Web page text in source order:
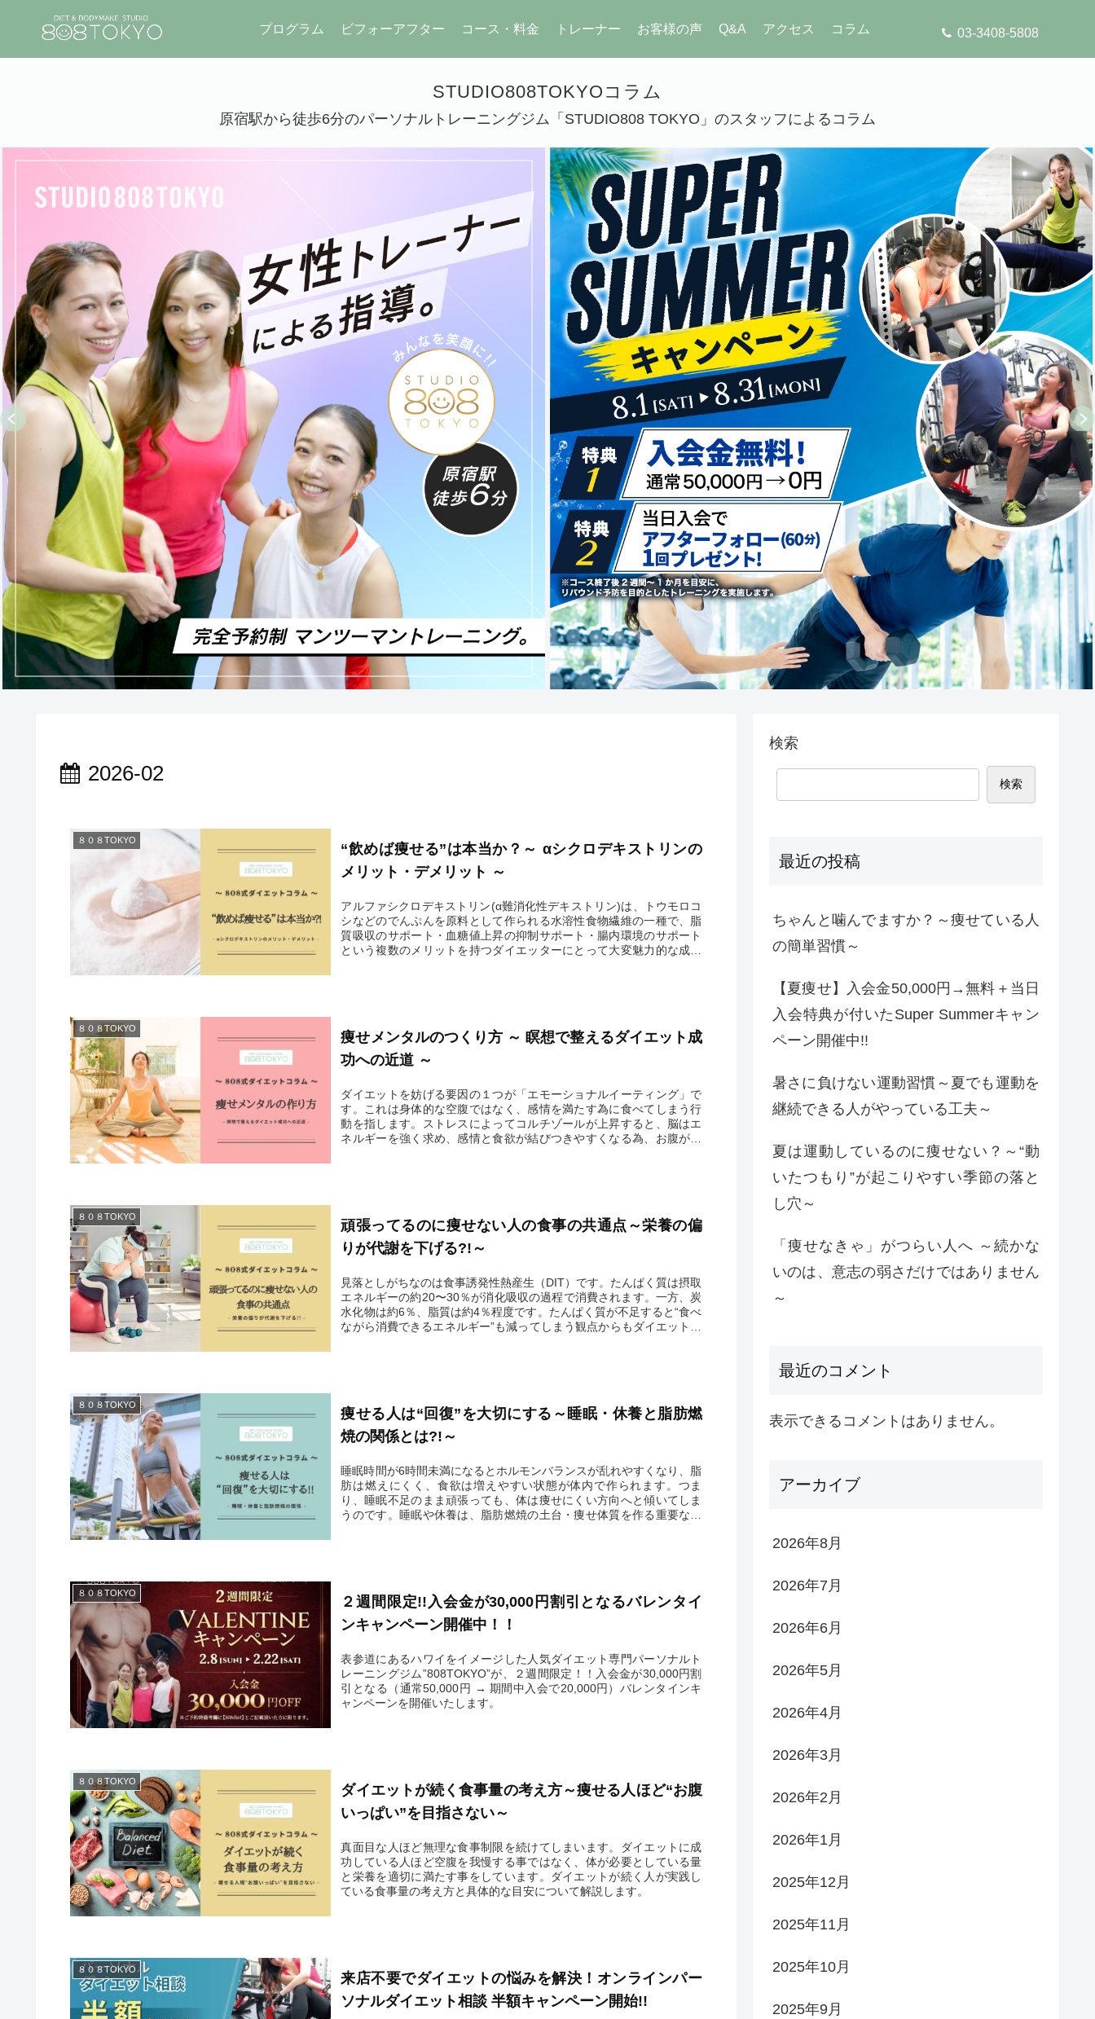
03-3408-5808
プログラム ビフォーアフター コース・料金 トレーナー お客様の声 Q&A アクセス コラム
STUDIO808TOKYOコラム
原宿駅から徒歩6分のパーソナルトレーニングジム「STUDIO808 TOKYO」のスタッフによるコラム
2026-02
８０８TOKYO
“飲めば痩せる”は本当か？～ αシクロデキストリンの
メリット・デメリット ～
アルファシクロデキストリン(α難消化性デキストリン)は、トウモロコ
シなどのでんぷんを原料として作られる水溶性食物繊維の一種で、脂
質吸収のサポート・血糖値上昇の抑制サポート・腸内環境のサポート
という複数のメリットを持つダイエッターにとって大変魅力的な成分
８０８TOKYO
痩せメンタルのつくり方 ～ 瞑想で整えるダイエット成
功への近道 ～
ダイエットを妨げる要因の１つが「エモーショナルイーティング」で
す。これは身体的な空腹ではなく、感情を満たす為に食べてしまう行
動を指します。ストレスによってコルチゾールが上昇すると、脳はエ
ネルギーを強く求め、感情と食欲が結びつきやすくなる為、お腹がい
８０８TOKYO
頑張ってるのに痩せない人の食事の共通点～栄養の偏
りが代謝を下げる?!～
見落としがちなのは食事誘発性熱産生（DIT）です。たんぱく質は摂取
エネルギーの約20〜30％が消化吸収の過程で消費されます。一方、炭
水化物は約6％、脂質は約4％程度です。たんぱく質が不足すると“食べ
ながら消費できるエネルギー”も減ってしまう観点からもダイエットに
８０８TOKYO
痩せる人は“回復”を大切にする～睡眠・休養と脂肪燃
焼の関係とは?!～
睡眠時間が6時間未満になるとホルモンバランスが乱れやすくなり、脂
肪は燃えにくく、食欲は増えやすい状態が体内で作られます。つま
り、睡眠不足のまま頑張っても、体は痩せにくい方向へと傾いてしま
うのです。睡眠や休養は、脂肪燃焼の土台・痩せ体質を作る重要な時
８０８TOKYO
２週間限定!!入会金が30,000円割引となるバレンタイ
ンキャンペーン開催中！！
表参道にあるハワイをイメージした人気ダイエット専門パーソナルト
レーニングジム”808TOKYO”が、２週間限定！！入会金が30,000円割
引となる（通常50,000円 → 期間中入会で20,000円）バレンタインキ
ャンペーンを開催いたします。
８０８TOKYO
ダイエットが続く食事量の考え方～痩せる人ほど“お腹
いっぱい”を目指さない～
真面目な人ほど無理な食事制限を続けてしまいます。ダイエットに成
功している人ほど空腹を我慢する事ではなく、体が必要としている量
と栄養を適切に満たす事をしています。ダイエットが続く人が実践し
ている食事量の考え方と具体的な目安について解説します。
８０８TOKYO
来店不要でダイエットの悩みを解決！オンラインパー
ソナルダイエット相談 半額キャンペーン開始!!
検索
検索
最近の投稿
ちゃんと噛んでますか？～痩せている人
の簡単習慣～
【夏痩せ】入会金50,000円→無料＋当日
入会特典が付いたSuper Summerキャン
ペーン開催中!!
暑さに負けない運動習慣～夏でも運動を
継続できる人がやっている工夫～
夏は運動しているのに痩せない？～“動
いたつもり”が起こりやすい季節の落と
し穴～
「痩せなきゃ」がつらい人へ ～続かな
いのは、意志の弱さだけではありません
～
最近のコメント
表示できるコメントはありません。
アーカイブ
2026年8月
2026年7月
2026年6月
2026年5月
2026年4月
2026年3月
2026年2月
2026年1月
2025年12月
2025年11月
2025年10月
2025年9月